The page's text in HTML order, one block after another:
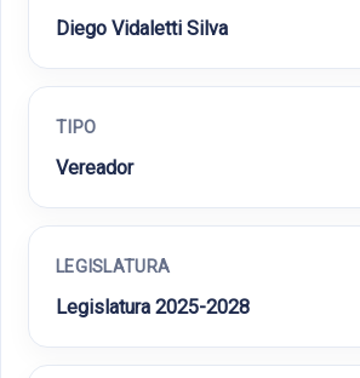
Diego Vidaletti Silva
TIPO
Vereador
LEGISLATURA
Legislatura 2025-2028